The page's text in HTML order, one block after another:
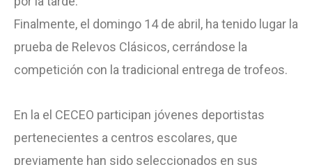
Finalmente, el domingo 14 de abril, ha tenido lugar la
prueba de Relevos Clásicos, cerrándose la
competición con la tradicional entrega de trofeos.
En la el CECEO participan jóvenes deportistas
pertenecientes a centros escolares, que
previamente han sido seleccionados en sus